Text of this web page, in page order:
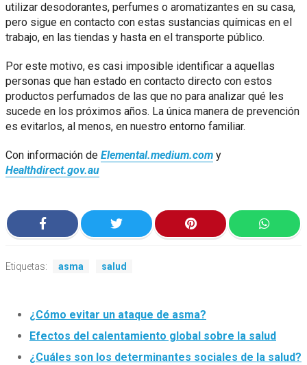
utilizar desodorantes, perfumes o aromatizantes en su casa,
pero sigue en contacto con estas sustancias químicas en el
trabajo, en las tiendas y hasta en el transporte público.
Por este motivo, es casi imposible identificar a aquellas
personas que han estado en contacto directo con estos
productos perfumados de las que no para analizar qué les
sucede en los próximos años. La única manera de prevención
es evitarlos, al menos, en nuestro entorno familiar.
Con información de Elemental.medium.com y
Healthdirect.gov.au
Etiquetas: asma salud
¿Cómo evitar un ataque de asma?
Efectos del calentamiento global sobre la salud
¿Cuáles son los determinantes sociales de la salud?